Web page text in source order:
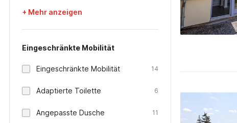
+ Mehr anzeigen
Eingeschränkte Mobilität
Eingeschränkte Mobilität 14
Adaptierte Toilette 6
Angepasste Dusche 11